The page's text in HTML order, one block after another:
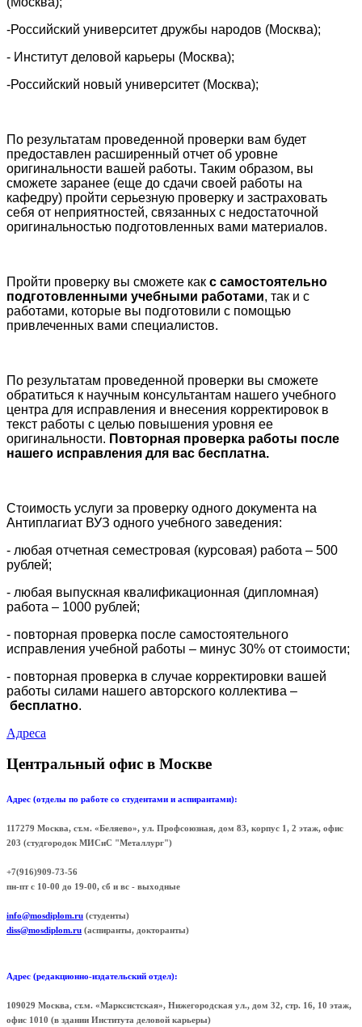
-Российский университет дружбы народов (Москва);
- Институт деловой карьеры (Москва);
-Российский новый университет (Москва);
По результатам проведенной проверки вам будет
предоставлен расширенный отчет об уровне
оригинальности вашей работы. Таким образом, вы
сможете заранее (еще до сдачи своей работы на
кафедру) пройти серьезную проверку и застраховать
себя от неприятностей, связанных с недостаточной
оригинальностью подготовленных вами материалов.
Пройти проверку вы сможете как с самостоятельно
подготовленными учебными работами, так и с
работами, которые вы подготовили с помощью
привлеченных вами специалистов.
По результатам проведенной проверки вы сможете
обратиться к научным консультантам нашего учебного
центра для исправления и внесения корректировок в
текст работы с целью повышения уровня ее
оригинальности. Повторная проверка работы после
нашего исправления для вас бесплатна.
Стоимость услуги за проверку одного документа на
Антиплагиат ВУЗ одного учебного заведения:
- любая отчетная семестровая (курсовая) работа – 500
рублей;
- любая выпускная квалификационная (дипломная)
работа – 1000 рублей;
- повторная проверка после самостоятельного
исправления учебной работы – минус 30% от стоимости;
- повторная проверка в случае корректировки вашей
работы силами нашего авторского коллектива –
бесплатно.
Адреса
Центральный офис в Москве
Адрес (отделы по работе со студентами и аспирантами):
117279 Москва, ст.м. «Беляево», ул. Профсоюзная, дом 83, корпус 1, 2 этаж, офис
203 (cтудгородок МИСиС "Металлург")
+7(916)909-73-56
пн-пт с 10-00 до 19-00, сб и вс - выходные
info@mosdiplom.ru (студенты)
diss@mosdiplom.ru (аспиранты, докторанты)
Адрес (редакционно-издательский отдел):
109029 Москва, ст.м. «Марксистская», Нижегородская ул., дом 32, стр. 16, 10 этаж,
офис 1010 (в здании Института деловой карьеры)